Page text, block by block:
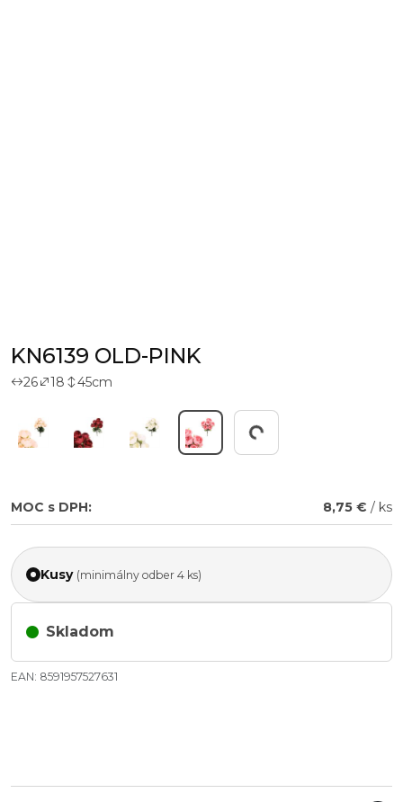
KN6139 OLD-PINK
26 18 45cm
Working...
MOC s DPH: 8,75 € / ks
Kusy (minimálny odber 4 ks)
Skladom
EAN: 8591957527631